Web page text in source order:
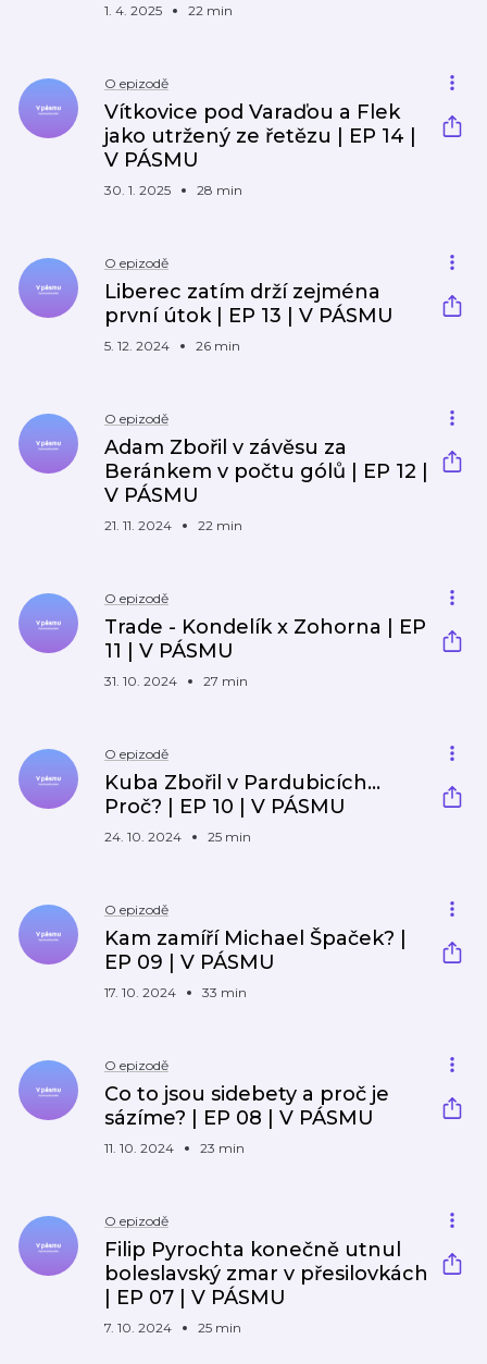
1. 4. 2025 22 min
O epizodě
Vítkovice pod Varaďou a Flek
jako utržený ze řetězu | EP 14 |
V PÁSMU
30. 1. 2025 28 min
O epizodě
Liberec zatím drží zejména
první útok | EP 13 | V PÁSMU
5. 12. 2024 26 min
O epizodě
Adam Zbořil v závěsu za
Beránkem v počtu gólů | EP 12 |
V PÁSMU
21. 11. 2024 22 min
O epizodě
Trade - Kondelík x Zohorna | EP
11 | V PÁSMU
31. 10. 2024 27 min
O epizodě
Kuba Zbořil v Pardubicích...
Proč? | EP 10 | V PÁSMU
24. 10. 2024 25 min
O epizodě
Kam zamíří Michael Špaček? |
EP 09 | V PÁSMU
17. 10. 2024 33 min
O epizodě
Co to jsou sidebety a proč je
sázíme? | EP 08 | V PÁSMU
11. 10. 2024 23 min
O epizodě
Filip Pyrochta konečně utnul
boleslavský zmar v přesilovkách
| EP 07 | V PÁSMU
7. 10. 2024 25 min